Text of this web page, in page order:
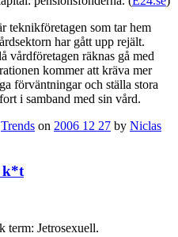
teknikföretagen som tar hem
har gått upp rejält.
vårdföretagen räknas gå med
kommer att kräva mer
förväntningar och ställa stora
i samband med sin vård.
Trends on 2006 12 27 by Niclas
k*t
term: Jetrosexuell.